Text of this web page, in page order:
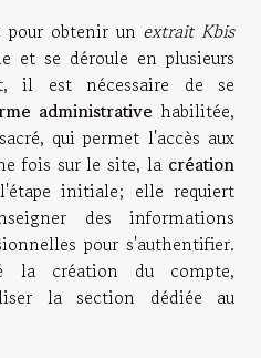
pour obtenir un extrait Kbis
et se déroule en plusieurs
il est nécessaire de se
administrative habilitée,
qui permet l'accès aux
fois sur le site, la création
initiale; elle requiert
des informations
pour s'authentifier.
la création du compte,
la section dédiée au